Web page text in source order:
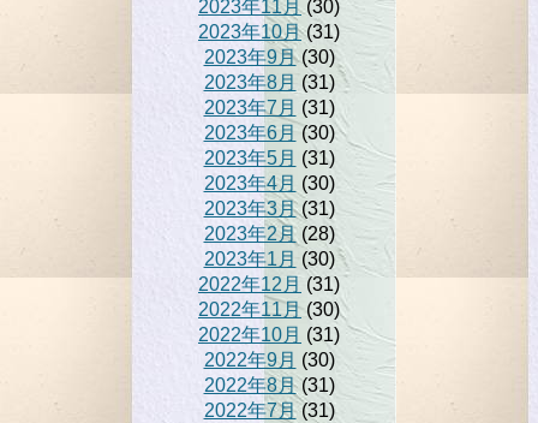
2023年11月(30)
2023年10月(31)
2023年9月(30)
2023年8月 (31)
2023年7月 (31)
2023年6月 (30)
2023年5月 (31)
2023年4月 (30)
2023年3月(31)
2023年2月(28)
2023年1月 (30)
2022年12月 (31)
2022年11月 (30)
2022年10月 (31)
2022年9月 (30)
2022年8月(31)
2022年7月(31)